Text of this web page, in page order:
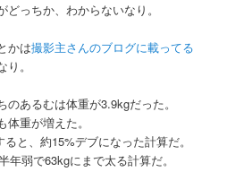
っちか、わからないなり。
かは撮影主さんのブログに載ってる
り。
あるむは体重が3.9kgだった。
重が増えた。
と、約15%デブになった計算だ。
弱で63kgにまで太る計算だ。